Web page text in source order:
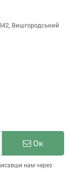
Вишгородський
Ок
нам через